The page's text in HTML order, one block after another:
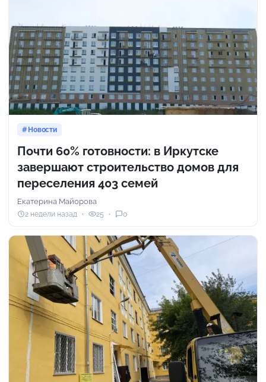
Новости
Почти 60% готовности: в Иркутске
завершают строительство домов для
переселения 403 семей
Екатерина Майорова
2 недели назад 25 0